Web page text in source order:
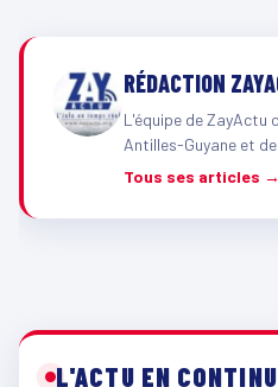
RÉDACTION
L'équipe de ZayActu
Antilles-Guyane et
Tous ses articles →
L'ACTU EN CONTINU